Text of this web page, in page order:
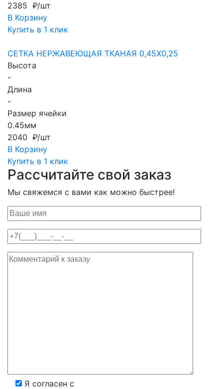
2385 ₽/шт
В Корзину
Купить в 1 клик
СЕТКА НЕРЖАВЕЮЩАЯ ТКАНАЯ 0,45X0,25
Высота
-
Длина
-
Размер ячейки
0.45мм
2040 ₽/шт
В Корзину
Купить в 1 клик
Рассчитайте свой заказ
Мы свяжемся с вами как можно быстрее!
Я согласен с